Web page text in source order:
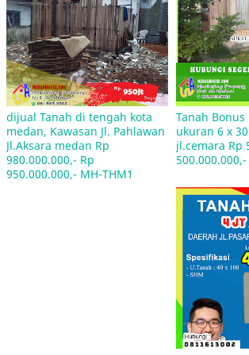
Lelang Rumah Bank BRI Medan
Jual Rumah Sitaan Bank di Medan
Mulan Jameela Pasang Iklan Jual
penawaran Rp 2,5 miliar, yang
kawasan Sektor 9 Bintaro, Tangerang
dijual Tanah di tengah kota
medan, Kawasan Jl. Pahlawan
Jl.Aksara medan Rp
980.000.000,- Rp
950.000.000,- MH-THM1
Tanah
ukuran 6 x
jl.cemara Rp
500.000.000,-